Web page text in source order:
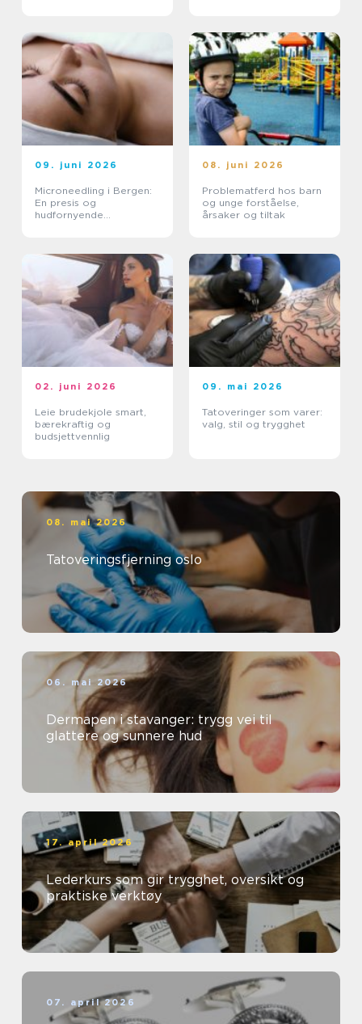
09. juni 2026
Microneedling i Bergen:
En presis og
hudfornyende
08. juni 2026
Problematferd hos barn
og unge forståelse,
årsaker og tiltak
02. juni 2026
Leie brudekjole smart,
bærekraftig og
budsjettvennlig
09. mai 2026
Tatoveringer som varer:
valg, stil og trygghet
08. mai 2026
Tatoveringsfjerning oslo
06. mai 2026
Dermapen i stavanger: trygg vei til
glattere og sunnere hud
17. april 2026
Lederkurs som gir trygghet, oversikt og
praktiske verktøy
07. april 2026